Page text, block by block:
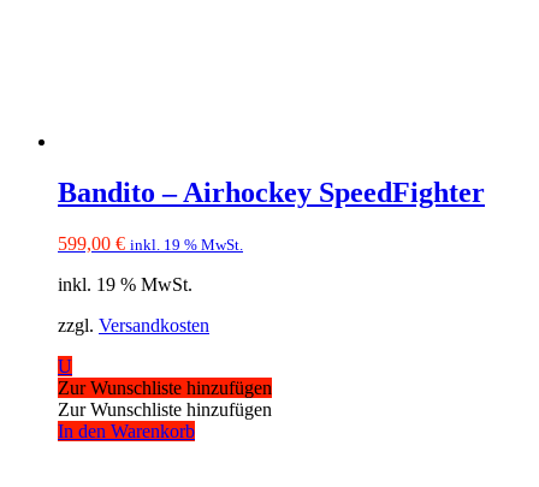
Bandito – Airhockey SpeedFighter
599,00 € inkl. 19 % MwSt.
inkl. 19 % MwSt.
zzgl. Versandkosten
U
Zur Wunschliste hinzufügen
Zur Wunschliste hinzufügen
In den Warenkorb